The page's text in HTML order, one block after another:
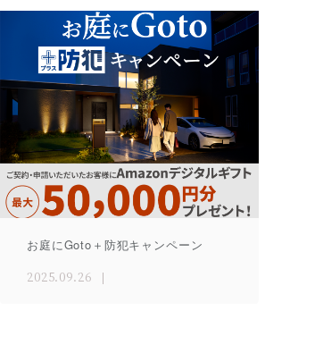
お庭にGoto＋防犯キャンペーン
2025.09.26